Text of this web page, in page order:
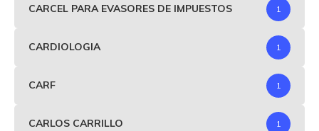
CARCEL PARA EVASORES DE IMPUESTOS 1
CARDIOLOGIA 1
CARF 1
CARLOS CARRILLO 1